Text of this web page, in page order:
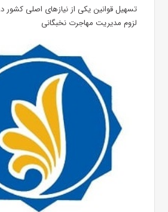
تسهیل قوانین یکی از نیازهای اصلی
لزوم مدیریت مهاجرت نخبگانی